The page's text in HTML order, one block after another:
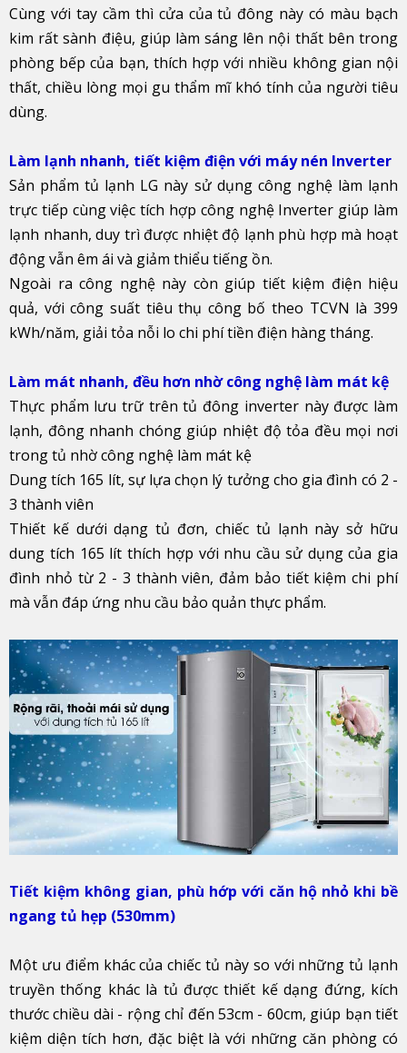
Cùng với tay cầm thì cửa của tủ đông này có màu bạch
kim rất sành điệu, giúp làm sáng lên nội thất bên trong
phòng bếp của bạn, thích hợp với nhiều không gian nội
thất, chiều lòng mọi gu thẩm mĩ khó tính của người tiêu
dùng.
Làm lạnh nhanh, tiết kiệm điện với máy nén Inverter
Sản phẩm tủ lạnh LG này sử dụng công nghệ làm lạnh
trực tiếp cùng việc tích hợp công nghệ Inverter giúp làm
lạnh nhanh, duy trì được nhiệt độ lạnh phù hợp mà hoạt
động vẫn êm ái và giảm thiểu tiếng ồn.
Ngoài ra công nghệ này còn giúp tiết kiệm điện hiệu
quả, với công suất tiêu thụ công bố theo TCVN là 399
kWh/năm, giải tỏa nỗi lo chi phí tiền điện hàng tháng.
Làm mát nhanh, đều hơn nhờ công nghệ làm mát kệ
Thực phẩm lưu trữ trên tủ đông inverter này được làm
lạnh, đông nhanh chóng giúp nhiệt độ tỏa đều mọi nơi
trong tủ nhờ công nghệ làm mát kệ
Dung tích 165 lít, sự lựa chọn lý tưởng cho gia đình có 2 -
3 thành viên
Thiết kế dưới dạng tủ đơn, chiếc tủ lạnh này sở hữu
dung tích 165 lít thích hợp với nhu cầu sử dụng của gia
đình nhỏ từ 2 - 3 thành viên, đảm bảo tiết kiệm chi phí
mà vẫn đáp ứng nhu cầu bảo quản thực phẩm.
Tiết kiệm không gian, phù hớp với căn hộ nhỏ khi bề
ngang tủ hẹp (530mm)
Một ưu điểm khác của chiếc tủ này so với những tủ lạnh
truyền thống khác là tủ được thiết kế dạng đứng, kích
thước chiều dài - rộng chỉ đến 53cm - 60cm, giúp bạn tiết
kiệm diện tích hơn, đặc biệt là với những căn phòng có